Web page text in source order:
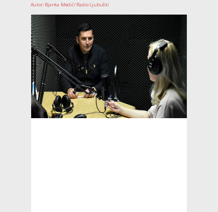
Autor: Bjanka Medić/ Radio Ljubuški